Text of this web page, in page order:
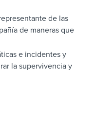
de las
de maneras que
e incidentes y
la supervivencia y